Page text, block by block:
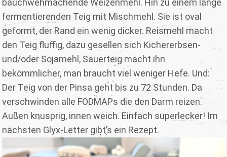
bauchwehmachende Weizenmehl. Hin zu einem lange
fermentierenden Teig mit Mischmehl. Sie ist oval
geformt, der Rand ein wenig dicker. Reismehl macht
den Teig fluffig, dazu gesellen sich Kichererbsen-
und/oder Sojamehl, Sauerteig macht ihn
bekömmlicher, man braucht viel weniger Hefe. Und:
Der Teig von der Pinsa geht bis zu 72 Stunden. Da
verschwinden alle FODMAPs die den Darm reizen.
Außen knusprig, innen weich. Einfach superlecker! Im
nächsten Glyx-Letter gibt’s ein Rezept.